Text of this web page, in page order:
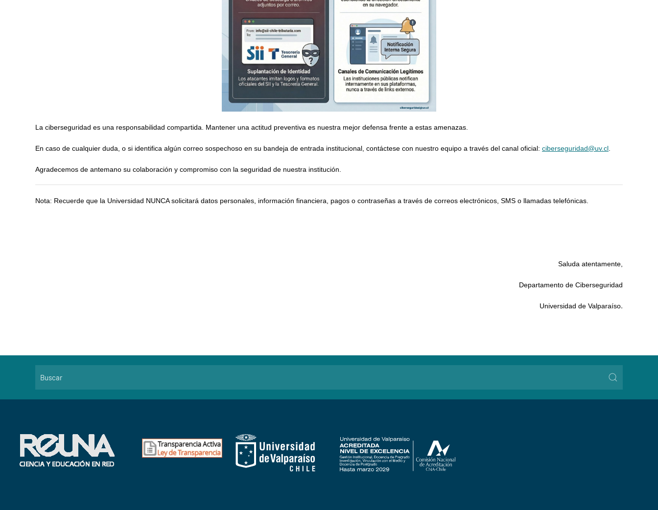
La ciberseguridad es una responsabilidad compartida. Mantener una actitud preventiva es nuestra mejor defensa frente a estas amenazas.
En caso de cualquier duda, o si identifica algún correo sospechoso en su bandeja de entrada institucional, contáctese con nuestro equipo a través del canal oficial: ciberseguridad@uv.cl
Agradecemos de antemano su colaboración y compromiso con la seguridad de nuestra institución.
Nota: Recuerde que la Universidad NUNCA solicitará datos personales, información financiera, pagos o contraseñas a través de correos electrónicos, SMS o llamadas telefónicas.
Saluda atentamente,
Departamento de Ciberseguridad
Universidad de Valparaíso.